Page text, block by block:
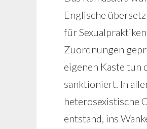
Englische
für
Zuordnungen
eigenen Kaste tun
sanktioniert. In
heterosexistische
entstand, ins